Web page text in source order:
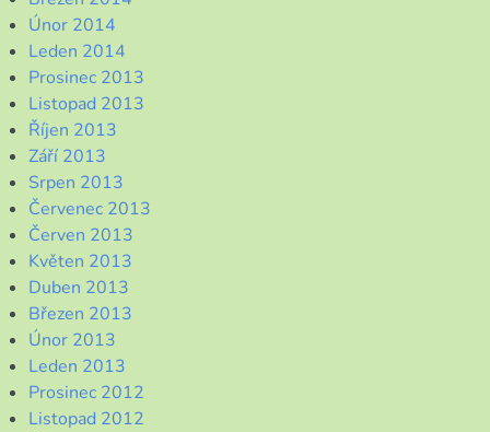
Únor 2014
Leden 2014
Prosinec 2013
Listopad 2013
Říjen 2013
Září 2013
Srpen 2013
Červenec 2013
Červen 2013
Květen 2013
Duben 2013
Březen 2013
Únor 2013
Leden 2013
Prosinec 2012
Listopad 2012